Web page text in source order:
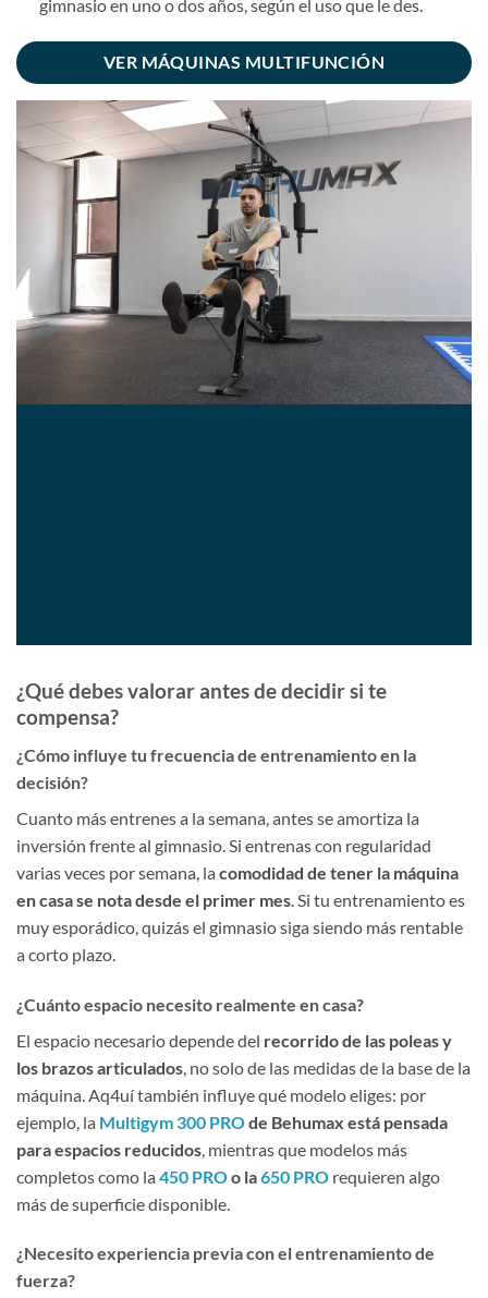
gimnasio en uno o dos años, según el uso que le des.
VER MÁQUINAS MULTIFUNCIÓN
¿Qué debes valorar antes de decidir si te
compensa?
¿Cómo influye tu frecuencia de entrenamiento en la
decisión?
Cuanto más entrenes a la semana, antes se amortiza la
inversión frente al gimnasio. Si entrenas con regularidad
varias veces por semana, la comodidad de tener la máquina
en casa se nota desde el primer mes. Si tu entrenamiento es
muy esporádico, quizás el gimnasio siga siendo más rentable
a corto plazo.
¿Cuánto espacio necesito realmente en casa?
El espacio necesario depende del recorrido de las poleas y
los brazos articulados , no solo de las medidas de la base de la
máquina. Aq4uí también influye qué modelo eliges: por
ejemplo, la Multigym 300 PROde Behumax está pensada
para espacios reducidos , mientras que modelos más
completos como la 450 PROo la650 PRO requieren algo
más de superficie disponible.
¿Necesito experiencia previa con el entrenamiento de
fuerza?